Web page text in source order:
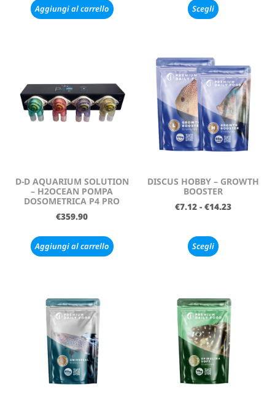
Aggiungi al carrello Scegli
D-D AQUARIUM SOLUTION
– H2OCEAN POMPA
DOSOMETRICA P4 PRO
€359.90
Aggiungi al carrello
DISCUS HOBBY – GROWTH
BOOSTER
€7.12 - €14.23
Scegli